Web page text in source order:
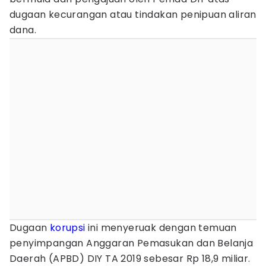
dugaan kecurangan atau tindakan penipuan aliran
dana.
Dugaan korupsi ini menyeruak dengan temuan
penyimpangan Anggaran Pemasukan dan Belanja
Daerah (APBD) DIY TA 2019 sebesar Rp 18,9 miliar.